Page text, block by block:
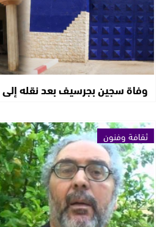
وفاة سجين بجرسيف بعد نقله
ثقافة وفنون